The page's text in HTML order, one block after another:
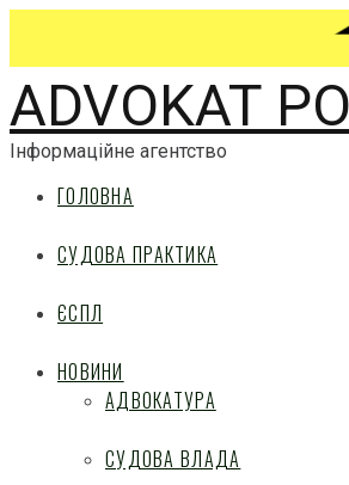
ADVOKAT
Інформаційне агентство
ГОЛОВНА
СУДОВА ПРАКТИКА
ЄСПЛ
НОВИНИ
АДВОКАТУРА
СУДОВА ВЛАДА